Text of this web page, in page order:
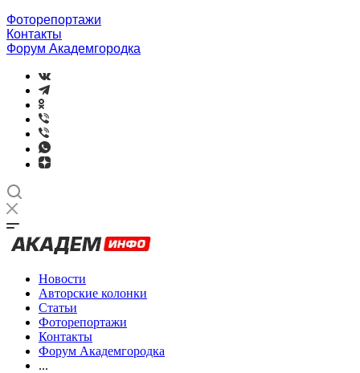
Фоторепортажи
Контакты
Форум Академгородка
Новости
Авторские колонки
Статьи
Фоторепортажи
Контакты
Форум Академгородка
...